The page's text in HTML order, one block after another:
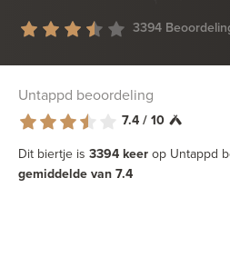
3394
Untappd beoordeling
7.4 / 10
Dit biertje is 3394 keer op Untappd
gemiddelde van 7.4